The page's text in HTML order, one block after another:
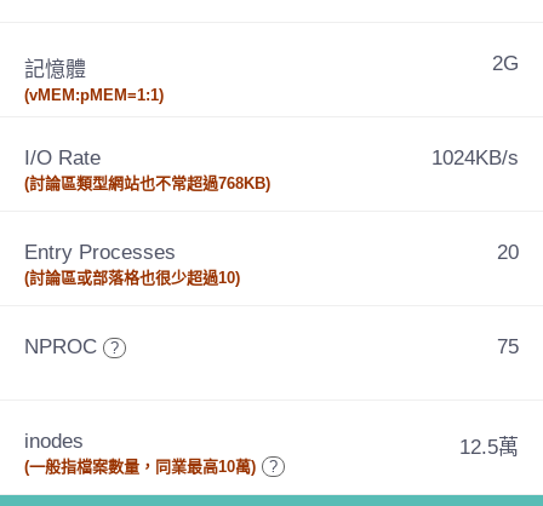
記憶體
(vMEM:pMEM=1:1)
2G
I/O Rate
(討論區類型網站也不常超過768KB)
1024KB/s
Entry Processes
(討論區或部落格也很少超過10)
20
NPROC ? 75
inodes
(一般指檔案數量，同業最高10萬) ?
12.5萬